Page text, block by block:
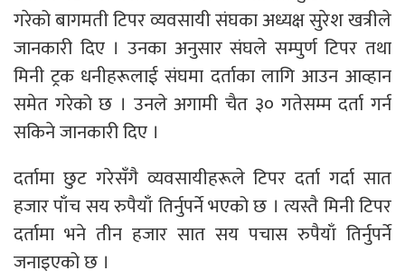
गरेको बागमती टिपर व्यवसायी संघका अध्यक्ष सुरेश खत्रीले
जानकारी दिए । उनका अनुसार संघले सम्पुर्ण टिपर तथा
मिनी ट्रक धनीहरूलाई संघमा दर्ताका लागि आउन आव्हान
समेत गरेको छ । उनले अगामी चैत ३० गतेसम्म दर्ता गर्न
सकिने जानकारी दिए ।
दर्तामा छुट गरेसँगै व्यवसायीहरूले टिपर दर्ता गर्दा सात
हजार पाँच सय रुपैयाँ तिर्नुपर्ने भएको छ । त्यस्तै मिनी टिपर
दर्तामा भने तीन हजार सात सय पचास रुपैयाँ तिर्नुपर्ने
जनाइएको छ ।